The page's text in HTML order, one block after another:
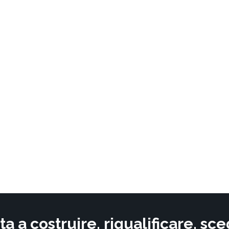
a costruire, riqualificare,